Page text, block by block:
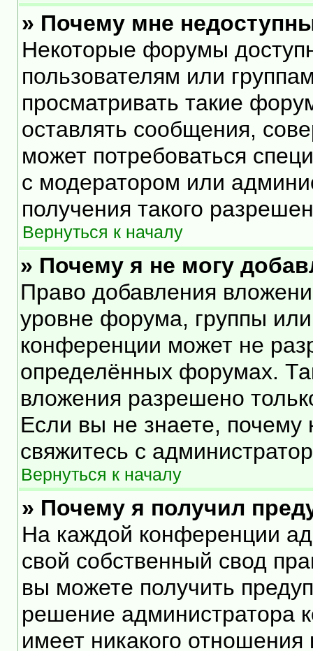
» Почему мне
Некоторые форумы
пользователям или
просматривать такие
оставлять сообщения,
может потребоваться
с модератором или
получения такого
Вернуться к началу
» Почему я не могу
Право добавления
уровне форума, группы
конференции может не
определённых форумах.
вложения разрешено
Если вы не знаете,
свяжитесь с
Вернуться к началу
» Почему я получил
На каждой конференции
свой собственный свод
вы можете получить
решение администратора
имеет никакого